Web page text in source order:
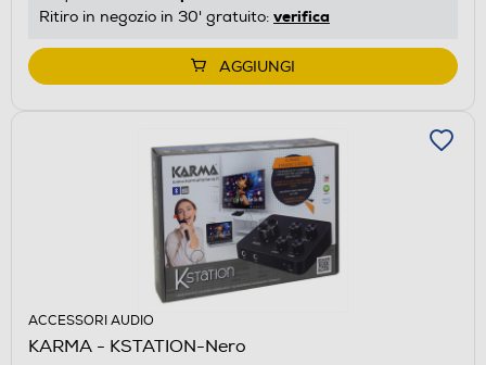
Ritiro in negozio in 30' gratuito: verifica
AGGIUNGI
ACCESSORI AUDIO
KARMA - KSTATION-Nero